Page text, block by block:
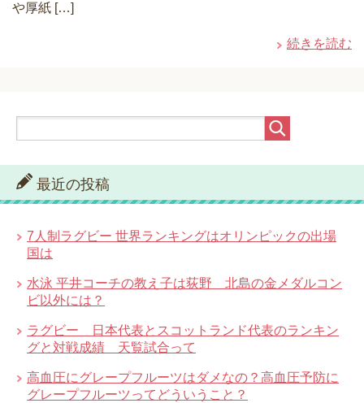
や厚紙 […]
続きを読む
最近の投稿
7人制ラグビー 世界ランキングはオリンピックの出場
国は
水泳 平井コーチの教え子は荻野 北島の金メダルコン
ビ以外には？
ラグビー 日本代表とスコットランド代表のランキン
グと対戦成績 天覧試合って
高血圧にグレープフルーツはダメなの？高血圧予防に
グレープフルーツってどういうこと？